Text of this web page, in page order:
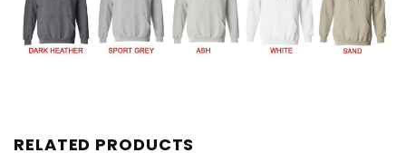
RELATED PRODUCTS